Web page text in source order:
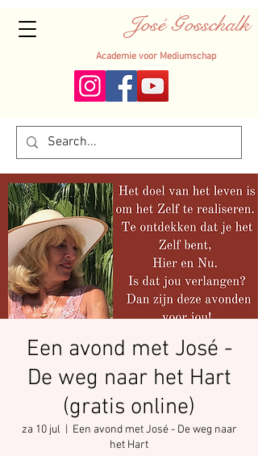
José Gosschalk
Academie voor Mediumschap
Een avond met José -
De weg naar het Hart
(gratis online)
za 10 jul
Een avond met José - De weg naar
het Hart